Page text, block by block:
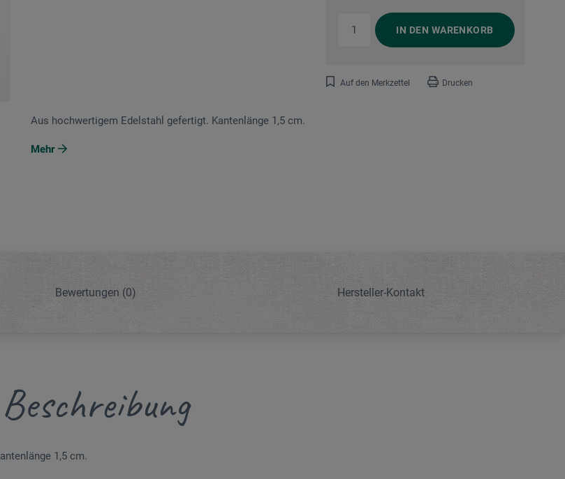
IN DEN WARENKORB
Auf den Merkzettel Drucken
Aus hochwertigem Edelstahl gefertigt. Kantenlänge 1,5 cm.
Mehr
Bewertungen (0) Hersteller-Kontakt
Beschreibung
1,5 cm.